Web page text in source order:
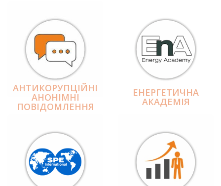
АНТИКОРУПЦІЙНІ
АНОНІМНІ
ПОВІДОМЛЕННЯ
ЕНЕРГЕТИЧНА
АКАДЕМІЯ